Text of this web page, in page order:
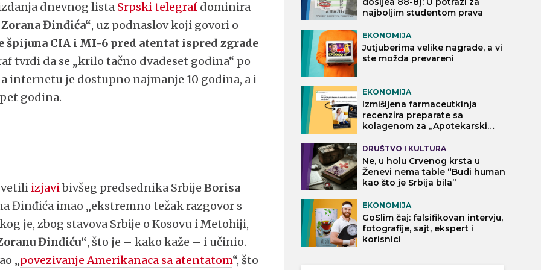
dnevnog lista Srpski telegraf dominira
Đinđića“, uz podnaslov koji govori o
špijuna CIA i MI-6 pred atentat ispred zgrade
tvrdi da se „krilo tačno dvadeset godina“ po
internetu je dostupno najmanje 10 godina, a i
godina.
izjavibivšeg predsednika SrbijeBorisa
Đinđića imao „ekstremno težak razgovor s
je, zbog stavova Srbije o Kosovu i Metohiji,
Đinđiću“, što je – kako kaže – i učinio.
„povezivanje Amerikanaca sa atentatom“, što
najboljim studentom prava
EKONOMIJA
Jutjuberima velike nagrade, a vi
ste možda prevareni
EKONOMIJA
Izmišljena farmaceutkinja
recenzira preparate sa
kolagenom za „Apotekarski
DRUŠTVO I KULTURA
Ne, u holu Crvenog krsta u
Ženevi nema table “Budi human
kao što je Srbija bila”
EKONOMIJA
GoSlim čaj: falsifikovan intervju,
fotografije, sajt, ekspert i
korisnici